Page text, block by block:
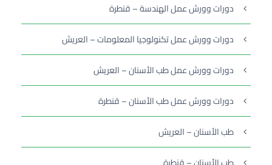
دورات وورش عمل الهندسة – قنطرة
دورات وورش عمل تكنولوجيا المعلومات – العريش
دورات وورش عمل طب الأسنان – العريش
دورات وورش عمل طب الأسنان – قنطرة
طب الأسنان – العريش